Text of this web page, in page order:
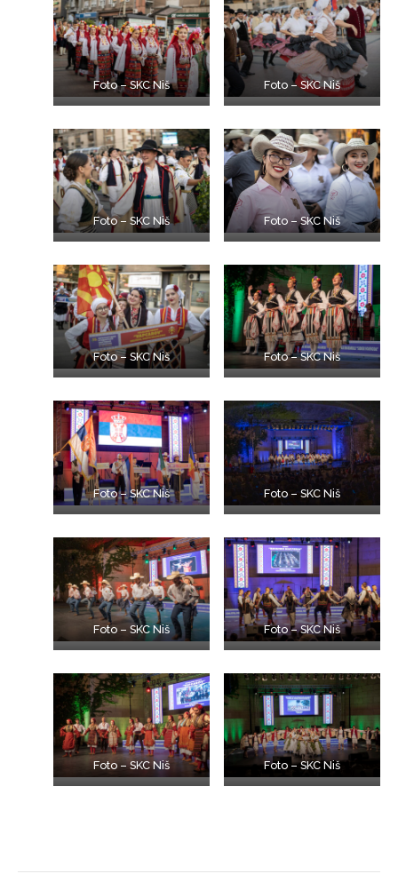
Foto – SKC Niš Foto – SKC Niš
Foto – SKC Niš Foto – SKC Niš
Foto – SKC Niš Foto – SKC Niš
Foto – SKC Niš Foto – SKC Niš
Foto – SKC Niš Foto – SKC Niš
Foto – SKC Niš Foto – SKC Niš